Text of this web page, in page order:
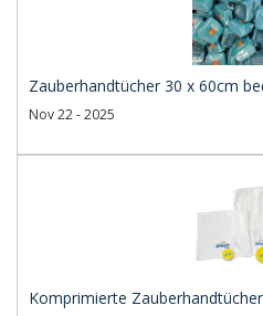
Zauberhandtücher 30 x 60cm
Nov 22 - 2025
Komprimierte